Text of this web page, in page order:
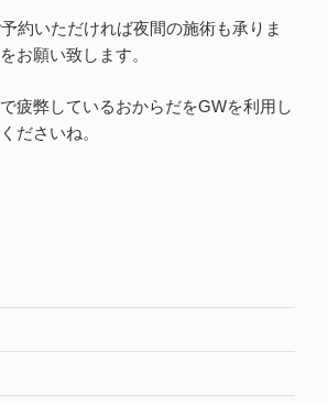
約いただければ夜間の施術も承りま
お願い致します。
疲弊しているおからだをGWを利用し
ださいね。